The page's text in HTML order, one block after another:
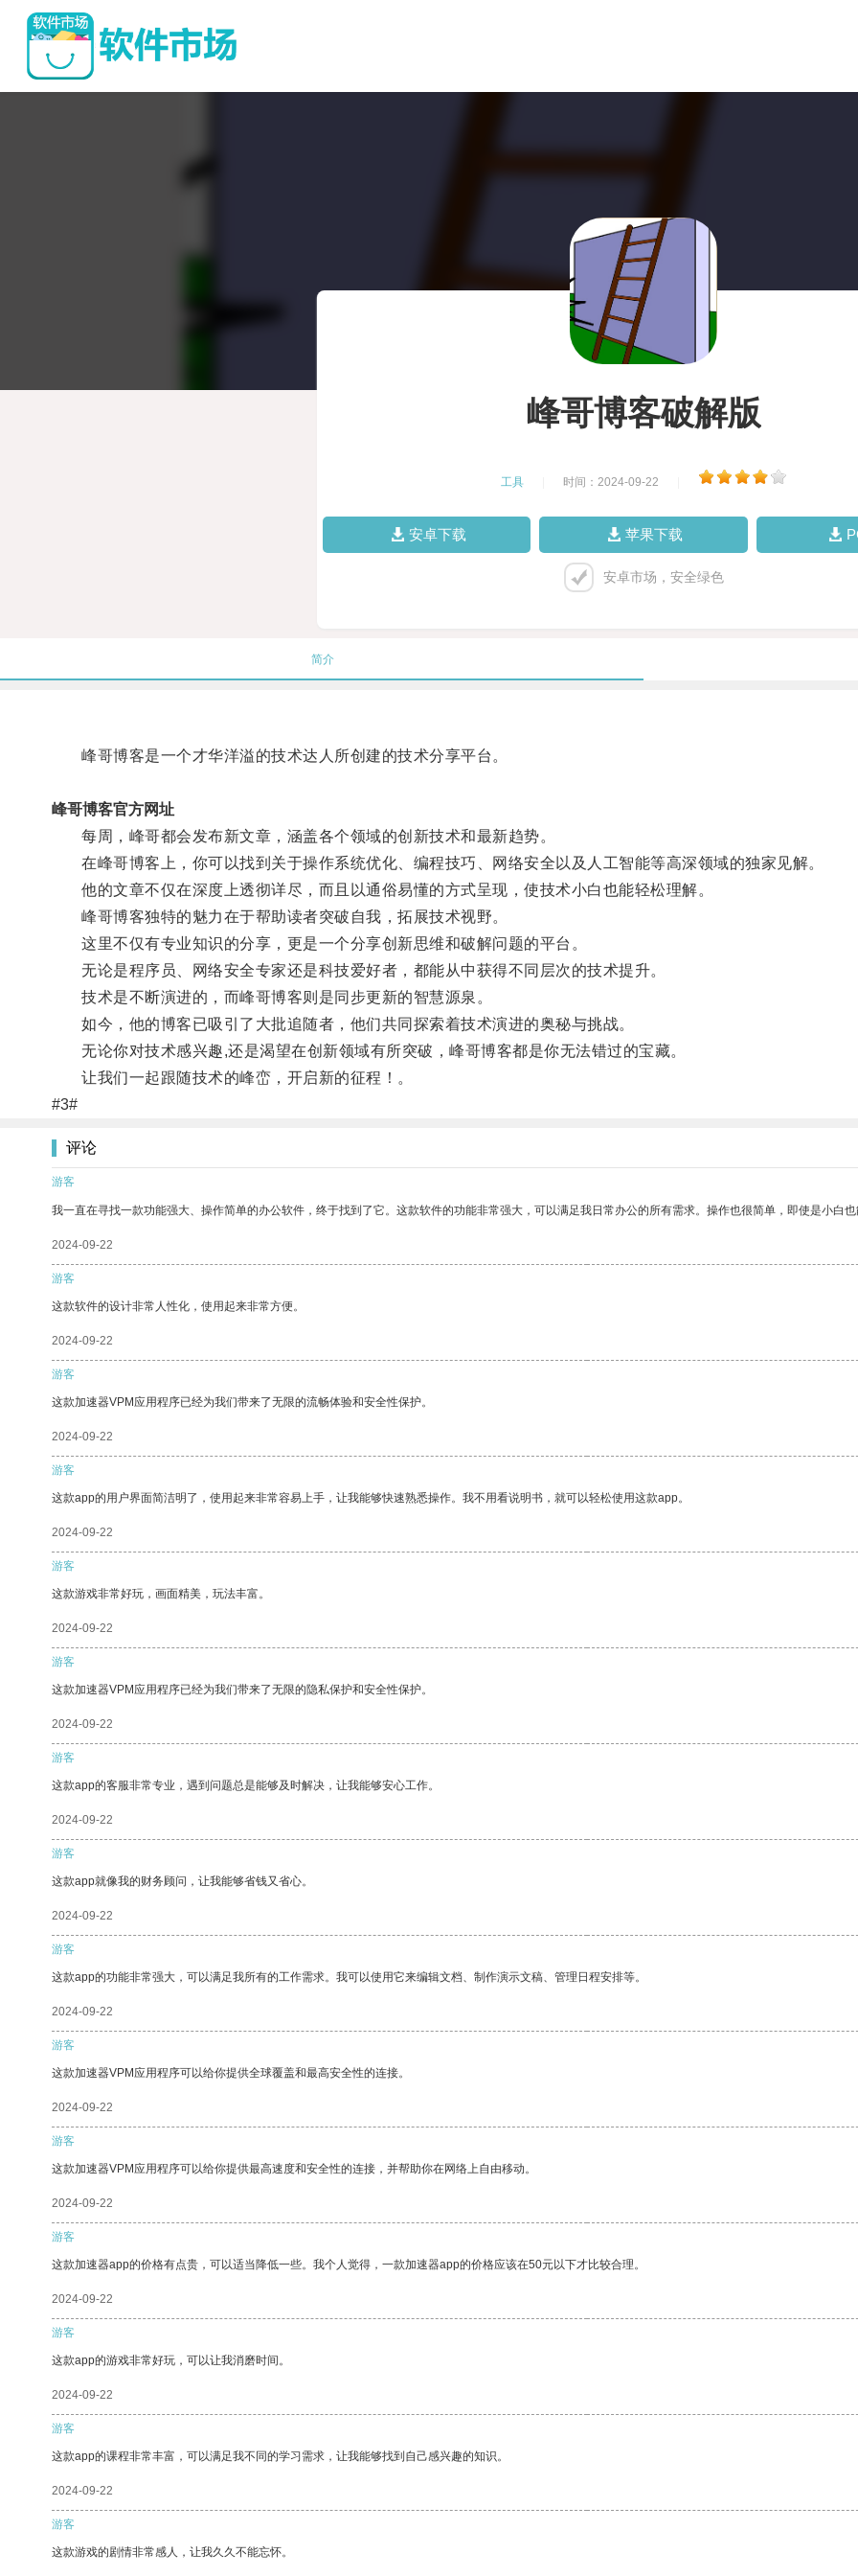
峰哥博客破解版
工具 时间：2024-09-22
安卓下载 苹果下载
安卓市场，安全绿色
简介
峰哥博客是一个才华洋溢的技术达人所创建的技术分享平台。
峰哥博客官方网址
每周，峰哥都会发布新文章，涵盖各个领域的创新技术和最新趋势。
在峰哥博客上，你可以找到关于操作系统优化、编程技巧、网络安全以及人工智能等高深领域的独家见解。
他的文章不仅在深度上透彻详尽，而且以通俗易懂的方式呈现，使技术小白也能轻松理解。
峰哥博客独特的魅力在于帮助读者突破自我，拓展技术视野。
这里不仅有专业知识的分享，更是一个分享创新思维和破解问题的平台。
无论是程序员、网络安全专家还是科技爱好者，都能从中获得不同层次的技术提升。
技术是不断演进的，而峰哥博客则是同步更新的智慧源泉。
如今，他的博客已吸引了大批追随者，他们共同探索着技术演进的奥秘与挑战。
无论你对技术感兴趣,还是渴望在创新领域有所突破，峰哥博客都是你无法错过的宝藏。
让我们一起跟随技术的峰峦，开启新的征程！。
#3#
评论
游客
我一直在寻找一款功能强大、操作简单的办公软件，终于找到了它。这款软件的功能非常强大，可以满足我日常办公的所有需求。操作也很简单，即使是小白也
2024-09-22
游客
这款软件的设计非常人性化，使用起来非常方便。
2024-09-22
游客
这款加速器VPM应用程序已经为我们带来了无限的流畅体验和安全性保护。
2024-09-22
游客
这款app的用户界面简洁明了，使用起来非常容易上手，让我能够快速熟悉操作。我不用看说明书，就可以轻松使用这款app。
2024-09-22
游客
这款游戏非常好玩，画面精美，玩法丰富。
2024-09-22
游客
这款加速器VPM应用程序已经为我们带来了无限的隐私保护和安全性保护。
2024-09-22
游客
这款app的客服非常专业，遇到问题总是能够及时解决，让我能够安心工作。
2024-09-22
游客
这款app就像我的财务顾问，让我能够省钱又省心。
2024-09-22
游客
这款app的功能非常强大，可以满足我所有的工作需求。我可以使用它来编辑文档、制作演示文稿、管理日程安排等。
2024-09-22
游客
这款加速器VPM应用程序可以给你提供全球覆盖和最高安全性的连接。
2024-09-22
游客
这款加速器VPM应用程序可以给你提供最高速度和安全性的连接，并帮助你在网络上自由移动。
2024-09-22
游客
这款加速器app的价格有点贵，可以适当降低一些。我个人觉得，一款加速器app的价格应该在50元以下才比较合理。
2024-09-22
游客
这款app的游戏非常好玩，可以让我消磨时间。
2024-09-22
游客
这款app的课程非常丰富，可以满足我不同的学习需求，让我能够找到自己感兴趣的知识。
2024-09-22
游客
这款游戏的剧情非常感人，让我久久不能忘怀。